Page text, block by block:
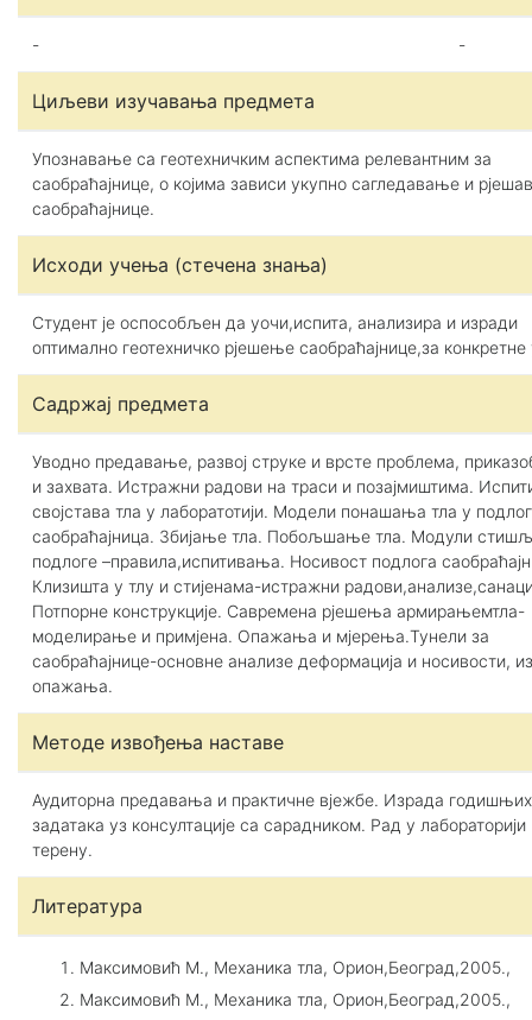
- -
Циљеви изучавања предмета
Упознавање са геотехничким аспектима релевантним за
саобраћајнице, о којима зависи укупно сагледавање и
саобраћајнице.
Исходи учења (стечена знања)
Студент је оспособљен да уочи,испита, анализира и изради
оптимално геотехничко рјешење саобраћајнице,за
Садржај предмета
Уводно предавање, развој струке и врсте проблема,
и захвата. Истражни радови на траси и позајмиштима.
својстава тла у лаборатотији. Модели понашања тла у
саобраћајница. Збијање тла. Побољшање тла. Модули
подлоге –правила,испитивања. Носивост подлога
Клизишта у тлу и стијенама-истражни
Потпорне конструкције. Савремена рјешења армирањемтла-
моделирање и примјена. Опажања и мјерења.Тунели за
саобраћајнице-основне анализе деформација и носивости,
опажања.
Методе извођења наставе
Аудиторна предавања и практичне вјежбе. Израда годишњих
задатака уз консултације са сарадником. Рад у лабораторији
терену.
Литература
Максимовић М., Механика тла, Орион,Београд,2005.,
Максимовић М., Механика тла, Орион,Београд,2005.,